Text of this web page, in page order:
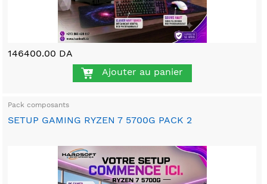
146400.00 DA
Ajouter au panier
Pack composants
SETUP GAMING RYZEN 7 5700G PACK 2